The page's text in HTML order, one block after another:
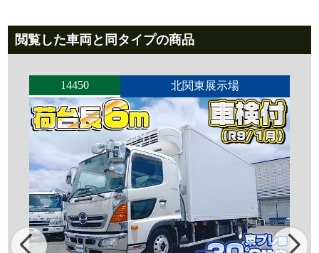
閲覧した車両と同タイプの商品
14450 北関東展示場